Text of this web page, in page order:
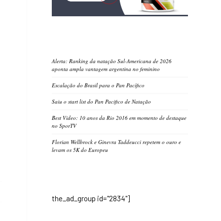
Alerta: Ranking da natação Sul-Americana de 2026
aponta ampla vantagem argentina no feminino
Escalação do Brasil para o Pan Pacífico
Saiu o start list do Pan Pacifico de Natação
Best Video: 10 anos da Rio 2016 em momento de destaque
no SporTV
Florian Wellbrock e Ginevra Taddeucci repetem o ouro e
levam os 5K do Europeu
the_ad_group id="2834"]